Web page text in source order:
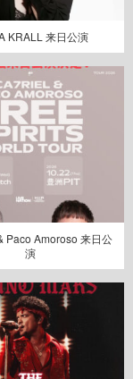
KRALL 来日公演
Paco Amoroso 来日公
演